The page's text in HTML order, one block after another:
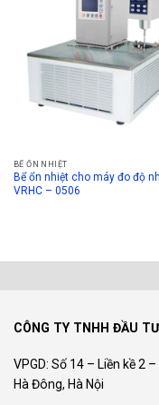
BỂ ỔN NHIỆT
Bể ổn nhiệt cho máy đo độ
VRHC – 0506
CÔNG TY TNHH ĐẦU
VPGD: Số 14 – Liền kề 2
Hà Đông, Hà Nội